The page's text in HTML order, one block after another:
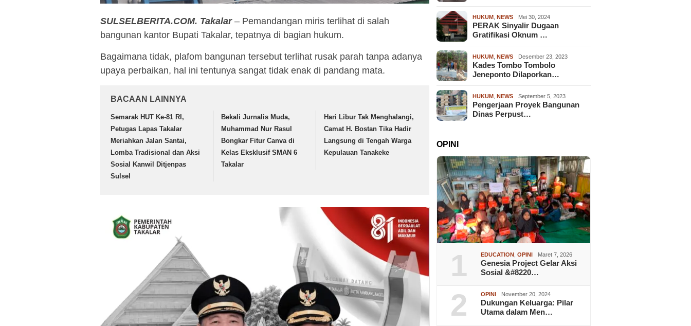
SULSELBERITA.COM. Takalar– Pemandangan miris terlihat di salah
bangunan kantor Bupati Takalar, tepatnya di bagian hukum.
Bagaimana tidak, plafom bangunan tersebut terlihat rusak parah tanpa adanya
upaya perbaikan, hal ini tentunya sangat tidak enak di pandang mata.
BACAAN LAINNYA
Semarak HUT Ke-81 RI,
Petugas Lapas Takalar
Meriahkan Jalan Santai,
Lomba Tradisional dan Aksi
Sosial Kanwil Ditjenpas
Sulsel
Bekali Jurnalis Muda,
Muhammad Nur Rasul
Bongkar Fitur Canva di
Kelas Eksklusif SMAN 6
Takalar
Hari Libur Tak Menghalangi,
Camat H. Bostan Tika Hadir
Langsung di Tengah Warga
Kepulauan Tanakeke
HUKUM ,NEWS Mei 30, 2024
PERAK Sinyalir Dugaan
Gratifikasi Oknum …
HUKUM ,NEWS Desember 23, 2023
Kades Tombo Tombolo
Jeneponto Dilaporkan…
HUKUM ,NEWS September 5, 2023
Pengerjaan Proyek Bangunan
Dinas Perpust…
OPINI
1 EDUCATION ,OPINI Maret 7, 2026
Genesia Project Gelar Aksi
Sosial &#8220…
2 OPINI November 20, 2024
Dukungan Keluarga: Pilar
Utama dalam Men…